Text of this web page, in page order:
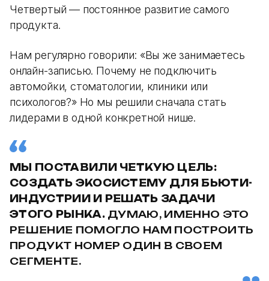
Четвертый — постоянное развитие самого
продукта.
Нам регулярно говорили: «Вы же занимаетесь
онлайн-записью. Почему не подключить
автомойки, стоматологии, клиники или
психологов?» Но мы решили сначала стать
лидерами в одной конкретной нише.
МЫ ПОСТАВИЛИ ЧЕТКУЮ ЦЕЛЬ:
СОЗДАТЬ ЭКОСИСТЕМУ ДЛЯ БЬЮТИ-
ИНДУСТРИИ И РЕШАТЬ ЗАДАЧИ
ЭТОГО РЫНКА. ДУМАЮ, ИМЕННО ЭТО
РЕШЕНИЕ ПОМОГЛО НАМ ПОСТРОИТЬ
ПРОДУКТ НОМЕР ОДИН В СВОЕМ
СЕГМЕНТЕ.